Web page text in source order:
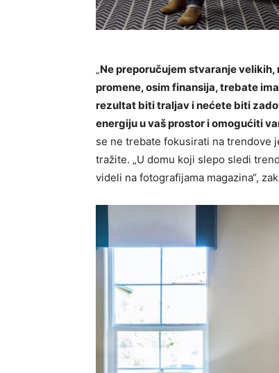
„Ne preporučujem stvaranje
promene, osim finansija, trebate
rezultat biti traljav i nećete biti
energiju u vaš prostor i omogućiti
se ne trebate fokusirati na trendove
tražite. „U domu koji slepo sledi
videli na fotografijama magazina“,